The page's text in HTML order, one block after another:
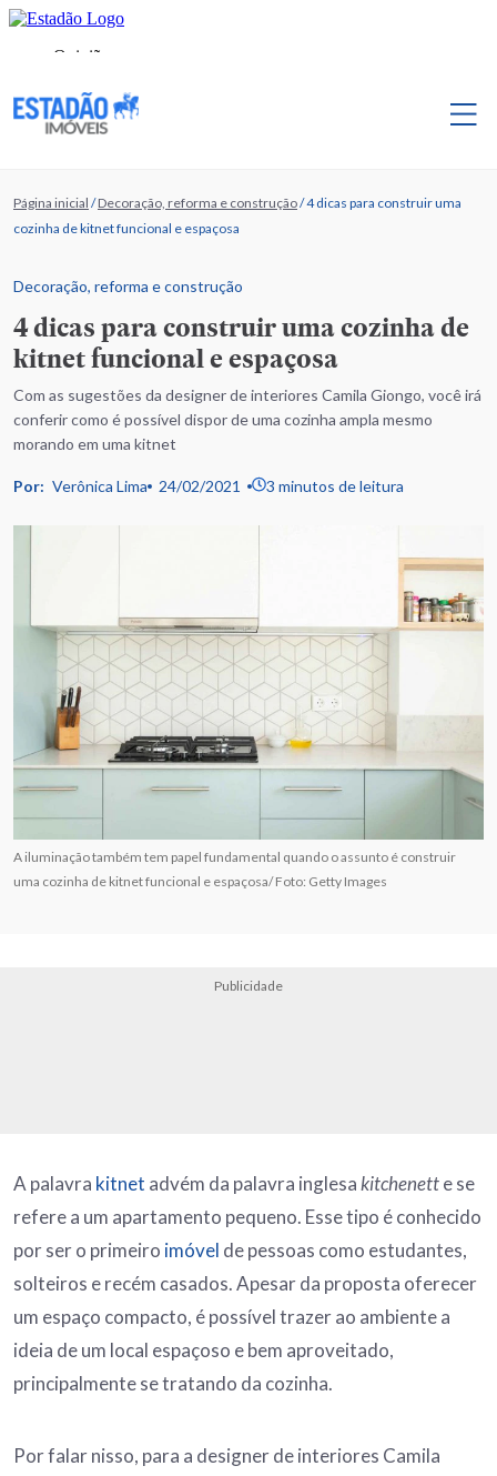
Página inicial /Decoração, reforma e construção/4 dicas para construir uma
cozinha de kitnet funcional e espaçosa
Decoração, reforma e construção
4 dicas para construir uma cozinha de
kitnet funcional e espaçosa
Com as sugestões da designer de interiores Camila Giongo, você irá
conferir como é possível dispor de uma cozinha ampla mesmo
morando em uma kitnet
Por: Verônica Lima 24/02/2021 3 minutos de leitura
A iluminação também tem papel fundamental quando o assunto é construir
uma cozinha de kitnet funcional e espaçosa/ Foto: Getty Images
Publicidade
A palavra kitnet advém da palavra inglesakitchenette se
refere a um apartamento pequeno. Esse tipo é conhecido
por ser o primeiro imóvel de pessoas como estudantes,
solteiros e recém casados. Apesar da proposta oferecer
um espaço compacto, é possível trazer ao ambiente a
ideia de um local espaçoso e bem aproveitado,
principalmente se tratando da cozinha.
Por falar nisso, para a designer de interiores Camila